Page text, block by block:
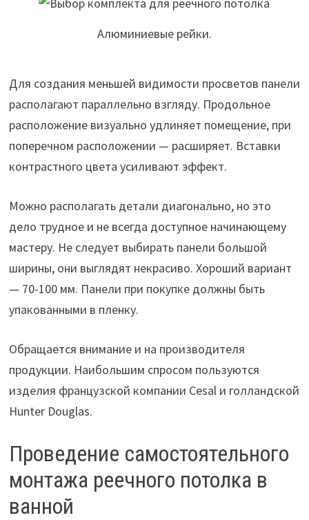
Алюминиевые рейки.
Для создания меньшей видимости просветов панели
располагают параллельно взгляду. Продольное
расположение визуально удлиняет помещение, при
поперечном расположении — расширяет. Вставки
контрастного цвета усиливают эффект.
Можно располагать детали диагонально, но это
дело трудное и не всегда доступное начинающему
мастеру. Не следует выбирать панели большой
ширины, они выглядят некрасиво. Хороший вариант
— 70-100 мм. Панели при покупке должны быть
упакованными в пленку.
Обращается внимание и на производителя
продукции. Наибольшим спросом пользуются
изделия французской компании Cesal и голландской
Hunter Douglas.
Проведение самостоятельного
монтажа реечного потолка в
ванной